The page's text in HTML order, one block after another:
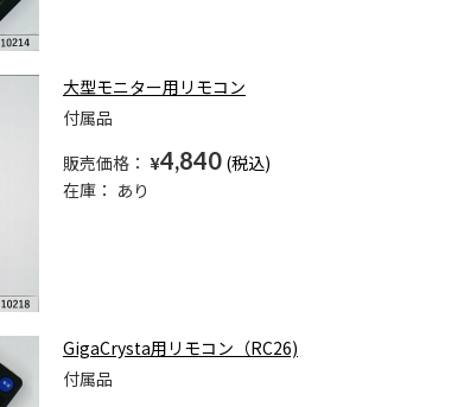
大型モニター用リモコン
付属品
販売価格： ¥4,840
在庫： あり
GigaCrysta用リモコン（RC26)
付属品